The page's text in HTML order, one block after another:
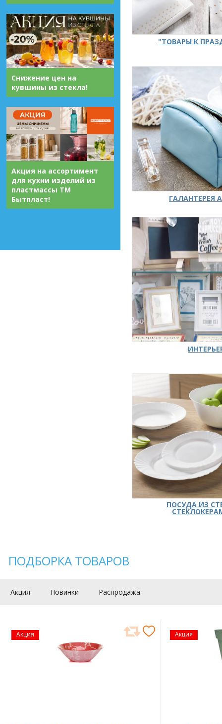
Снижение цен на
кувшины из стекла!
Акция на ассортимент
для кухни изделий из
пластмассы ТМ
Бытпласт!
"ТОВАРЫ К
ГАЛАНТЕРЕЯ
ПОСУДА ИЗ
ПОДБОРКА ТОВАРОВ
Акция Новинки Распродажа
Акция Акция